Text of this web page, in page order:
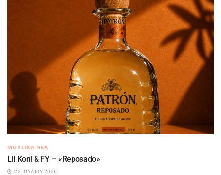
ΜΟΥΣΙΚΆ ΝΈΑ
Lil Koni & FY – «Reposado»
22 ΙΟΥΛΊΟΥ 2026